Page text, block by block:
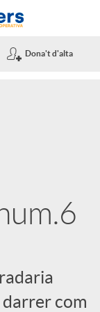
Dona't d'alta
com